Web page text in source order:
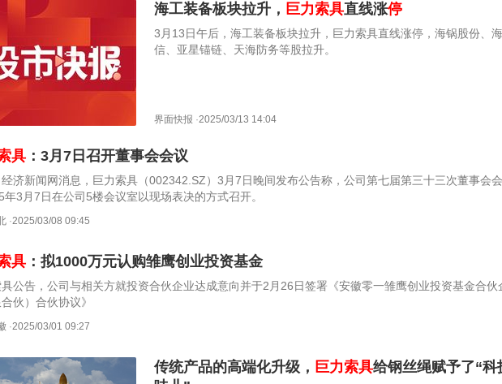
海工装备板块拉升， 巨力索具直线涨停
3月13日午后，海工装备板块拉升，巨力索具直线涨停，海锅股份、
信、亚星锚链、天海防务等股拉升。
界面快报 ·2025/03/13 14:04
具 ：3月7日召开董事会会议
济新闻网消息，巨力索具（002342.SZ）3月7日晚间发布公告称，公司第七届第三十三次董事会
年3月7日在公司5楼会议室以现场表决的方式召开。
·2025/03/08 09:45
具 ：拟1000万元认购雏鹰创业投资基金
公告，公司与相关方就投资合伙企业达成意向并于2月26日签署《安徽零一雏鹰创业投资基金合伙
合伙）合伙协议》
·2025/03/01 09:27
传统产品的高端化升级， 巨力索具给钢丝绳赋予了“科